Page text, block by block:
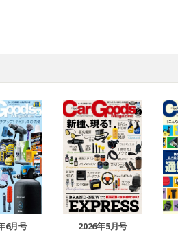
6月号 2026年5月号